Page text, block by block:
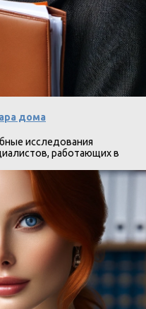
дома
исследования
работающих в